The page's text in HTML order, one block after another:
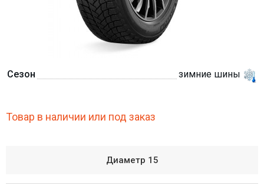
Сезон зимние шины
Товар в наличии или под заказ
Диаметр 15